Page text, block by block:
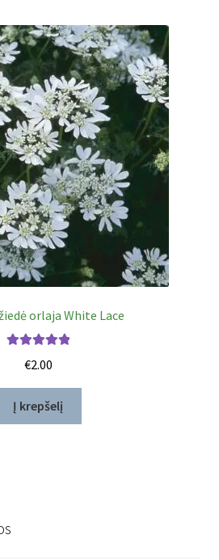
orlaja White Lace
€2.00
Į krepšelį